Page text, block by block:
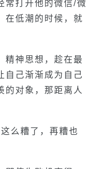
常打开他的微信/微
在低潮的时候，就
精神思想，趁在最
自己渐渐成为自己
的对象，那距离人
么糟了，再糟也